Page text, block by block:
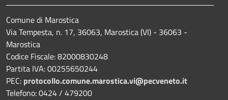
Comune di Marostica
Via Tempesta, n. 17, 36063, Marostica (VI) - 36063 -
Marostica
Codice Fiscale: 82000830248
Partita IVA: 00255650244
PEC: protocollo.comune.marostica.vi@pecveneto.it
Telefono: 0424 / 479200